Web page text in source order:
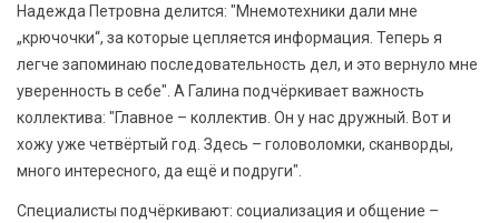
Надежда Петровна делится: "Мнемотехники дали мне
„крючочки“, за которые цепляется информация. Теперь я
легче запоминаю последовательность дел, и это вернуло мне
уверенность в себе". А Галина подчёркивает важность
коллектива: "Главное – коллектив. Он у нас дружный. Вот и
хожу уже четвёртый год. Здесь – головоломки, сканворды,
много интересного, да ещё и подруги".
Специалисты подчёркивают: социализация и общение –